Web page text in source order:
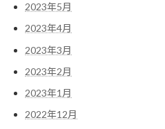
2023年5月
2023年4月
2023年3月
2023年2月
2023年1月
2022年12月